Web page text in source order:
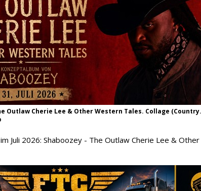
Outlaw Cherie Lee & Other Western Tales. Collage
Juli 2026: Shaboozey - The Outlaw Cherie Lee &